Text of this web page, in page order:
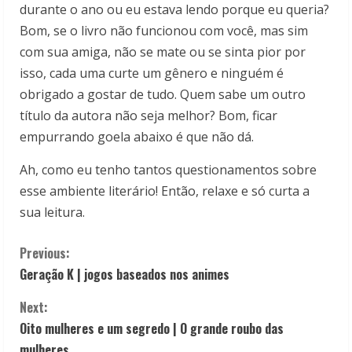
durante o ano ou eu estava lendo porque eu queria?
Bom, se o livro não funcionou com você, mas sim
com sua amiga, não se mate ou se sinta pior por
isso, cada uma curte um gênero e ninguém é
obrigado a gostar de tudo. Quem sabe um outro
título da autora não seja melhor? Bom, ficar
empurrando goela abaixo é que não dá.
Ah, como eu tenho tantos questionamentos sobre
esse ambiente literário! Então, relaxe e só curta a
sua leitura.
C
o
n
Previous:
Geração K | jogos baseados nos animes
Next:
Oito mulheres e um segredo | O grande roubo das